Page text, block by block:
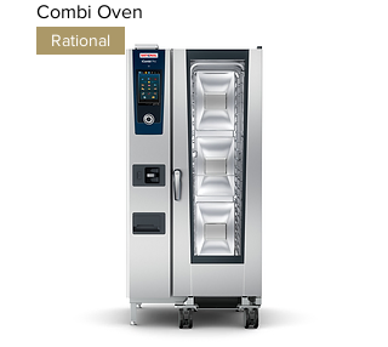
Combi Oven
Rational